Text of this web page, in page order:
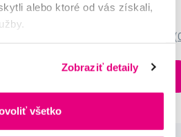
alebo ktoré od vás získali,
Zobraziť detaily
všetko
10,90 €
Do košíku